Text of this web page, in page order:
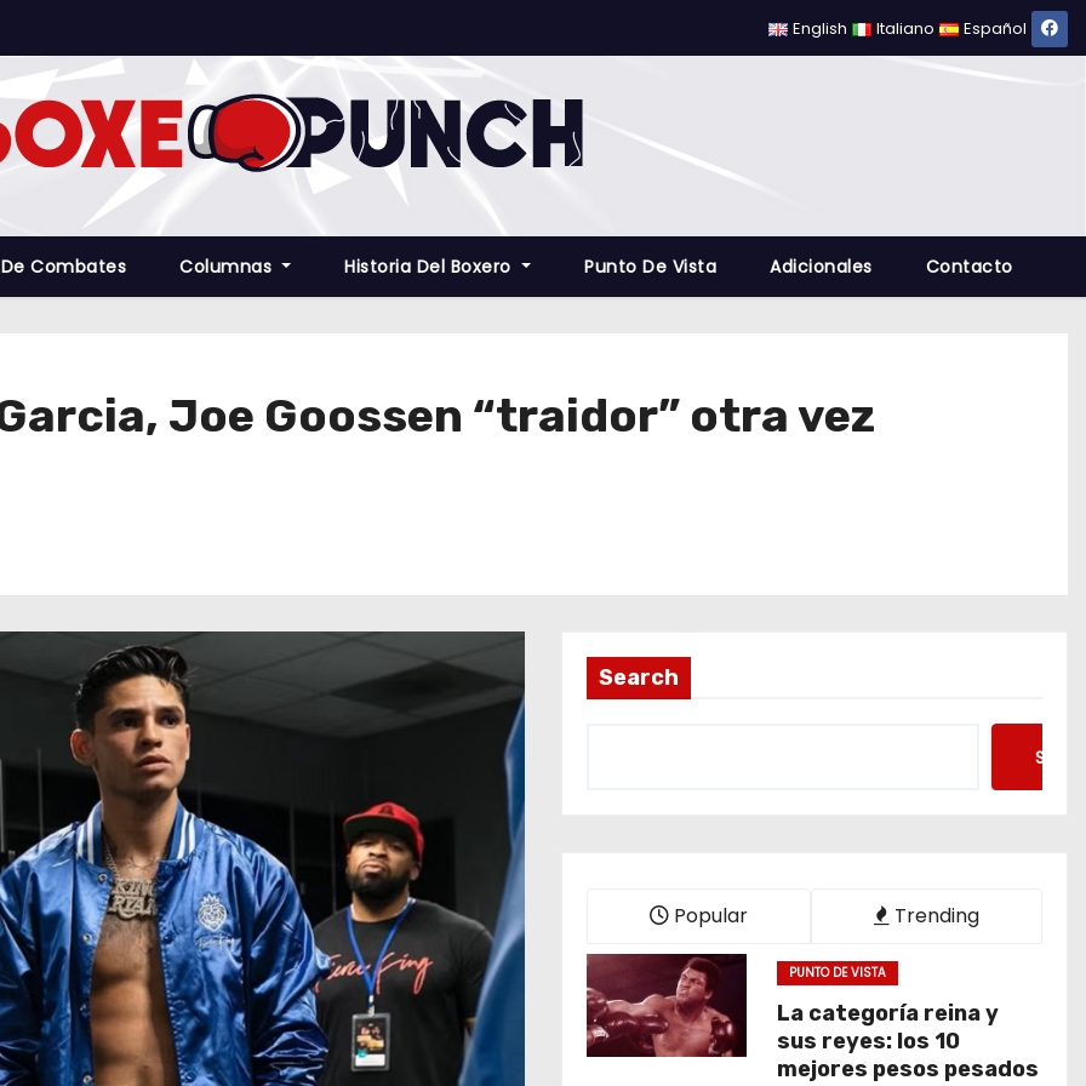
English Italiano Español
Combates Columnas Historia Del Boxero Punto De Vista Adicionales Contacto
Joe Goossen “traidor” otra vez
Search
Popular Trending
PUNTO DE VISTA
La categoría reina y
sus reyes: los 10
mejores pesos pesados